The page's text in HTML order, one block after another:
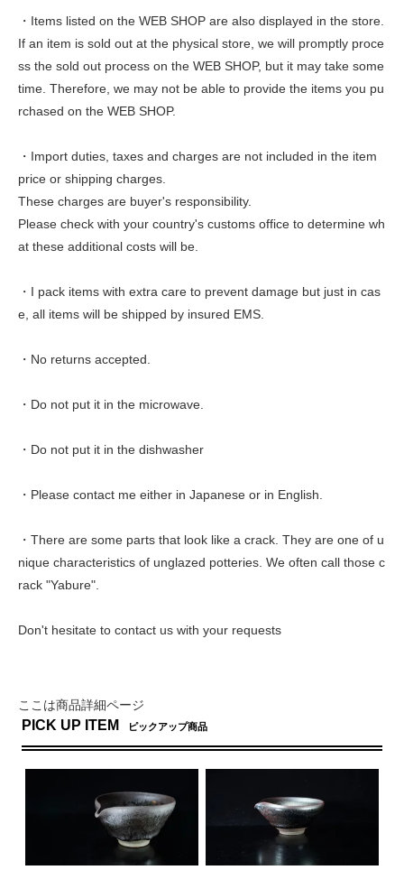
・Items listed on the WEB SHOP are also displayed in the store.
If an item is sold out at the physical store, we will promptly proce
ss the sold out process on the WEB SHOP, but it may take some
time. Therefore, we may not be able to provide the items you pu
rchased on the WEB SHOP.
・Import duties, taxes and charges are not included in the item
price or shipping charges.
These charges are buyer's responsibility.
Please check with your country's customs office to determine wh
at these additional costs will be.
・I pack items with extra care to prevent damage but just in cas
e, all items will be shipped by insured EMS.
・No returns accepted.
・Do not put it in the microwave.
・Do not put it in the dishwasher
・Please contact me either in Japanese or in English.
・There are some parts that look like a crack. They are one of u
nique characteristics of unglazed potteries. We often call those c
rack "Yabure".
Don't hesitate to contact us with your requests
ここは商品詳細ページ
PICK UP ITEM ピックアップ商品